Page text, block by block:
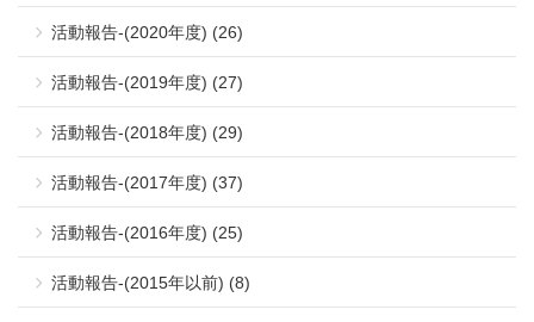
活動報告-(2020年度) (26)
活動報告-(2019年度) (27)
活動報告-(2018年度) (29)
活動報告-(2017年度) (37)
活動報告-(2016年度) (25)
活動報告-(2015年以前) (8)